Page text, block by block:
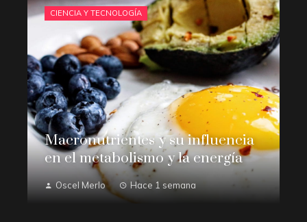
CIENCIA Y TECNOLOGÍA
Macronutrientes y su influencia
en el metabolismo y la energía
Oscel Merlo Hace 1 semana